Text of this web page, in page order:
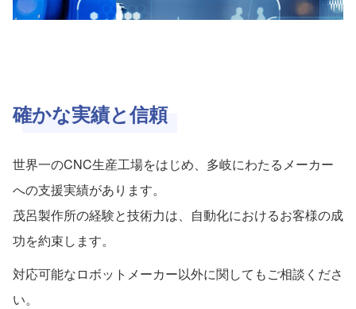
確かな実績と信頼
世界一のCNC生産工場をはじめ、多岐にわたるメーカー
への支援実績があります。
茂呂製作所の経験と技術力は、自動化におけるお客様の成
功を約束します。
対応可能なロボットメーカー以外に関してもご相談くださ
い。